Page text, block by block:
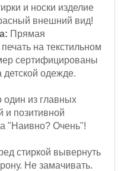
и носки изделие
внешний вид!
Прямая
на текстильном
сертифицированы
одежде.
один из главных
и позитивной
"Наивно? Очень"!
стиркой вывернуть
Не замачивать.